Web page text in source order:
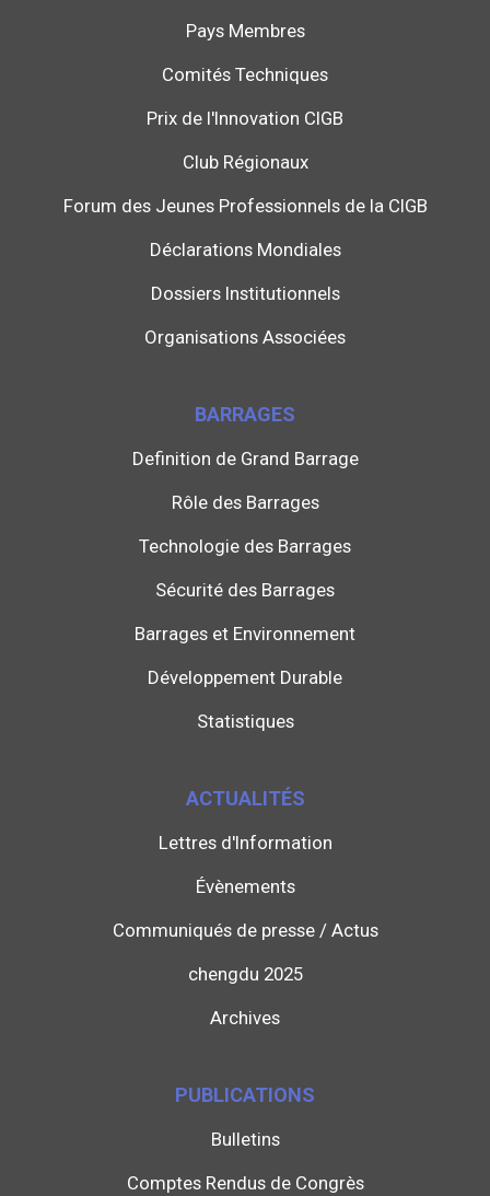
Pays Membres
Comités Techniques
Prix de l'Innovation CIGB
Club Régionaux
Forum des Jeunes Professionnels de la CIGB
Déclarations Mondiales
Dossiers Institutionnels
Organisations Associées
BARRAGES
Definition de Grand Barrage
Rôle des Barrages
Technologie des Barrages
Sécurité des Barrages
Barrages et Environnement
Développement Durable
Statistiques
ACTUALITÉS
Lettres d'Information
Évènements
Communiqués de presse / Actus
chengdu 2025
Archives
PUBLICATIONS
Bulletins
Comptes Rendus de Congrès